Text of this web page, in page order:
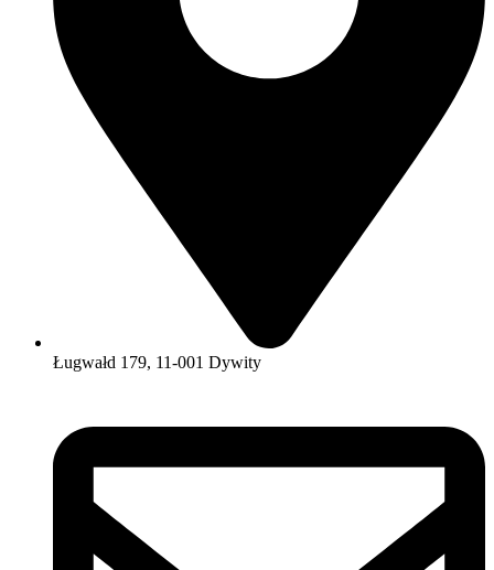
Ługwałd 179, 11-001 Dywity